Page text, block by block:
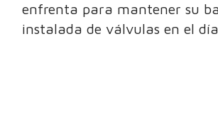
enfrenta para mantener su
instalada de válvulas en el